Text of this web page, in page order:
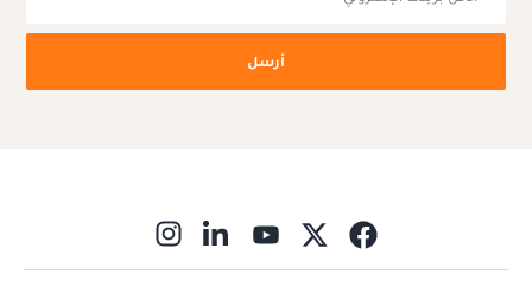
أرسل